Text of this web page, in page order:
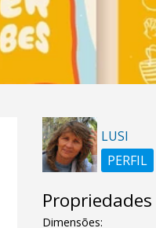
LUSI
PERFIL
Dimensões: